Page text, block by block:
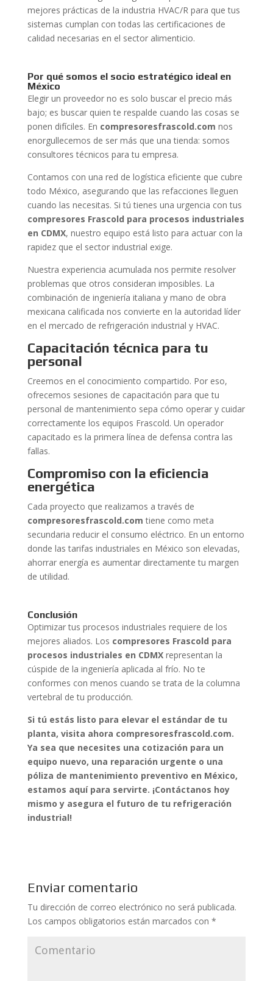
mejores prácticas de la industria HVAC/R para que tus
sistemas cumplan con todas las certificaciones de
calidad necesarias en el sector alimenticio.
Por qué somos el socio estratégico ideal en
México
Elegir un proveedor no es solo buscar el precio más
bajo; es buscar quien te respalde cuando las cosas se
ponen difíciles. En compresoresfrascold.com nos
enorgullecemos de ser más que una tienda: somos
consultores técnicos para tu empresa.
Contamos con una red de logística eficiente que cubre
todo México, asegurando que las refacciones lleguen
cuando las necesitas. Si tú tienes una urgencia con tus
compresores Frascold para procesos industriales
en CDMX, nuestro equipo está listo para actuar con la
rapidez que el sector industrial exige.
Nuestra experiencia acumulada nos permite resolver
problemas que otros consideran imposibles. La
combinación de ingeniería italiana y mano de obra
mexicana calificada nos convierte en la autoridad líder
en el mercado de refrigeración industrial y HVAC.
Capacitación técnica para tu
personal
Creemos en el conocimiento compartido. Por eso,
ofrecemos sesiones de capacitación para que tu
personal de mantenimiento sepa cómo operar y cuidar
correctamente los equipos Frascold. Un operador
capacitado es la primera línea de defensa contra las
fallas.
Compromiso con la eficiencia
energética
Cada proyecto que realizamos a través de
compresoresfrascold.com tiene como meta
secundaria reducir el consumo eléctrico. En un entorno
donde las tarifas industriales en México son elevadas,
ahorrar energía es aumentar directamente tu margen
de utilidad.
Conclusión
Optimizar tus procesos industriales requiere de los
mejores aliados. Los compresores Frascold para
procesos industriales en CDMXrepresentan la
cúspide de la ingeniería aplicada al frío. No te
conformes con menos cuando se trata de la columna
vertebral de tu producción.
Si tú estás listo para elevar el estándar de tu
planta, visita ahora compresoresfrascold.com.
Ya sea que necesites una cotización para un
equipo nuevo, una reparación urgente o una
póliza de mantenimiento preventivo en México,
estamos aquí para servirte. ¡Contáctanos hoy
mismo y asegura el futuro de tu refrigeración
industrial!
Enviar comentario
Tu dirección de correo electrónico no será publicada.
Los campos obligatorios están marcados con *